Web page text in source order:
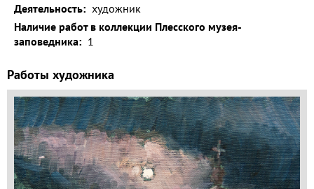
Деятельность: художник
Наличие работ в коллекции Плесского музея-
заповедника: 1
Работы художника
Лето
Коллекция
музея
Музей
1